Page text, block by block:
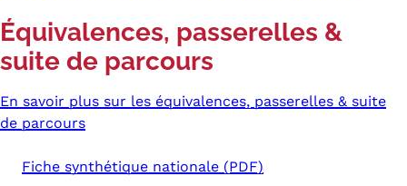
Équivalences, passerelles &
suite de parcours
En savoir plus sur les équivalences, passerelles & suite
de parcours
Fiche synthétique nationale (PDF)